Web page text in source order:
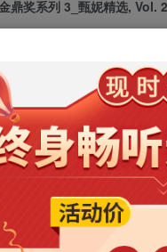
鼎奖系列 3_甄妮精选, Vol. 2
限时特惠
￥99
卡会员免费 永久会员